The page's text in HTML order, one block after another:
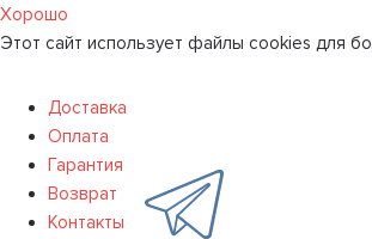
Хорошо
Этот сайт использует файлы cookies для
Доставка
Оплата
Гарантия
Возврат
Контакты